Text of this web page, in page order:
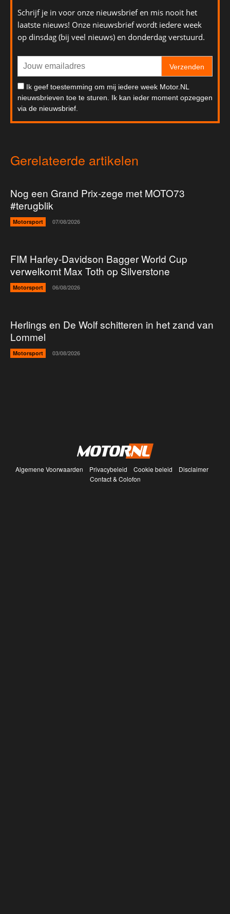
Schrijf je in voor onze nieuwsbrief en mis nooit het
laatste nieuws! Onze nieuwsbrief wordt iedere week
op dinsdag (bij veel nieuws) en donderdag verstuurd.
Verzenden
Ik geef toestemming om mij iedere week Motor.NL
nieuwsbrieven toe te sturen. Ik kan ieder moment opzeggen
via de nieuwsbrief.
Gerelateerde artikelen
Nog een Grand Prix-zege met MOTO73
#terugblik
Motorsport 07/08/2026
FIM Harley-Davidson Bagger World Cup
verwelkomt Max Toth op Silverstone
Motorsport 06/08/2026
Herlings en De Wolf schitteren in het zand van
Lommel
Motorsport 03/08/2026
Algemene Voorwaarden Privacybeleid Cookie beleid
Disclaimer
Contact & Colofon